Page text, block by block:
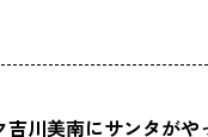
川美南にサンタがや